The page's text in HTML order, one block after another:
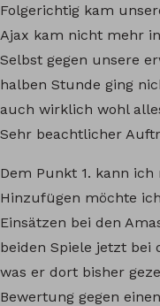
Folgerichtig kam
Ajax kam nicht mehr
Selbst gegen unsere
halben Stunde ging
auch wirklich wohl
Sehr beachtlicher
Dem Punkt 1. kann
Hinzufügen möchte
Einsätzen bei den
beiden Spiele jetzt bei
was er dort bisher
Bewertung gegen